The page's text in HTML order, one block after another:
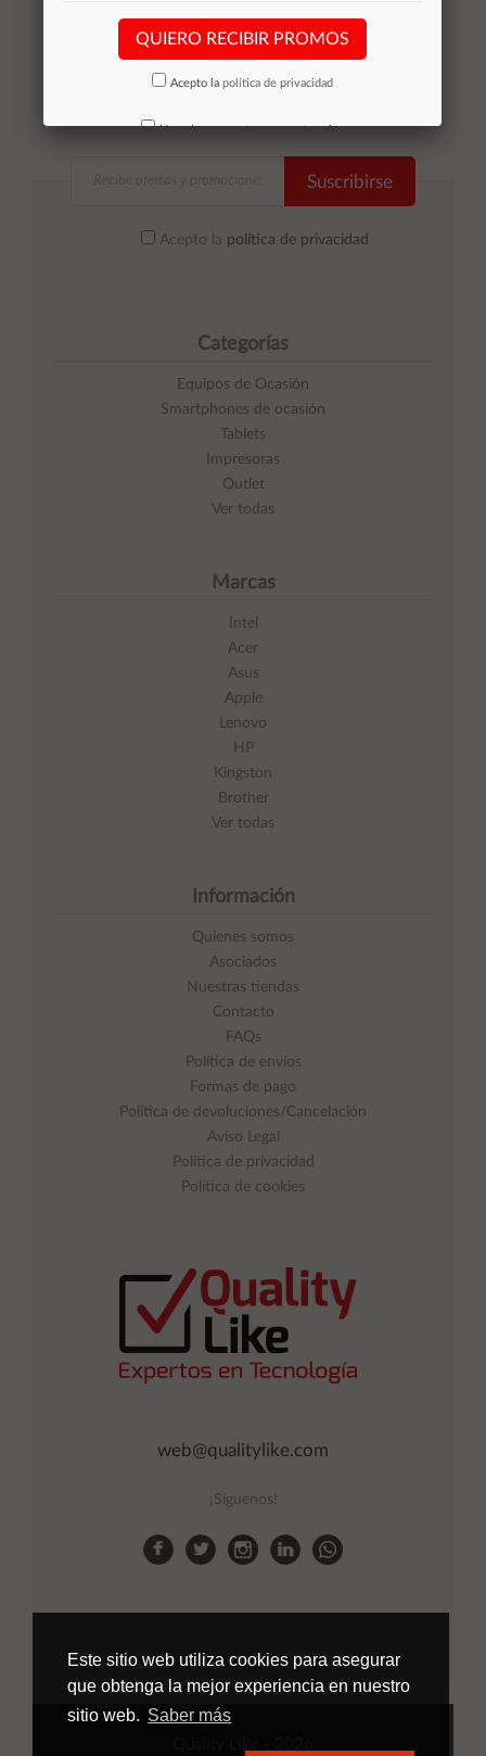
Este sitio web utiliza cookies para asegurar
que obtenga la mejor experiencia en nuestro
sitio web. Saber más
Suscribirse
Acepto la política de privacidad
web@qualitylike.com
¡Síguenos!
Categorías
Equipos de Ocasión
Smartphones de ocasión
Tablets
Impresoras
Outlet
Ver todas
Marcas
Intel
Acer
Asus
Apple
Lenovo
HP
Kingston
Brother
Ver todas
Información
Quienes somos
Asociados
Nuestras tiendas
Contacto
FAQs
Política de envíos
Formas de pago
Política de devoluciones/Cancelación
Aviso Legal
Política de privacidad
Política de cookies
QUIERO RECIBIR PROMOS
Acepto la política de privacidad
No volver a mostrar mas este aviso